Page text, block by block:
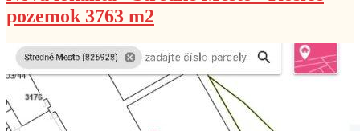
pozemok 3763 m2